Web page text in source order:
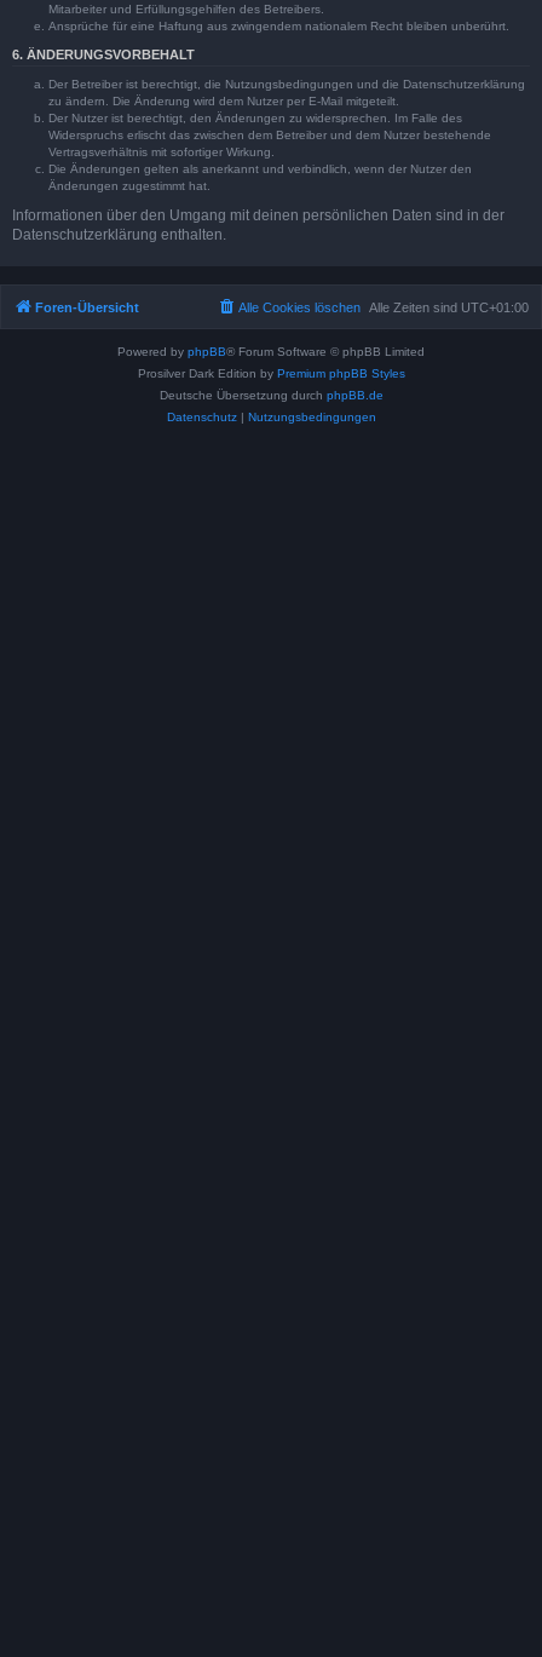
Mitarbeiter und Erfüllungsgehilfen des Betreibers.
Ansprüche für eine Haftung aus zwingendem nationalem Recht bleiben unberührt.
6. ÄNDERUNGSVORBEHALT
Der Betreiber ist berechtigt, die Nutzungsbedingungen und die Datenschutzerklärung
zu ändern. Die Änderung wird dem Nutzer per E-Mail mitgeteilt.
Der Nutzer ist berechtigt, den Änderungen zu widersprechen. Im Falle des
Widerspruchs erlischt das zwischen dem Betreiber und dem Nutzer bestehende
Vertragsverhältnis mit sofortiger Wirkung.
Die Änderungen gelten als anerkannt und verbindlich, wenn der Nutzer den
Änderungen zugestimmt hat.
Informationen über den Umgang mit deinen persönlichen Daten sind in der
Datenschutzerklärung enthalten.
Foren-Übersicht Alle Zeiten sind UTC+01:00
Alle Cookies löschen
Powered by phpBB® Forum Software © phpBB Limited
Prosilver Dark Edition by Premium phpBB Styles
Deutsche Übersetzung durch phpBB.de
Datenschutz| Nutzungsbedingungen